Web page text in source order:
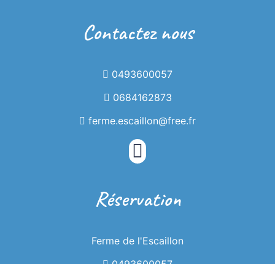
La Ferme de
l'Escaillon
Gîte à la ferme au coeur du parc naturel
Contactez nous
0493600057
0684162873
ferme.escaillon@free.fr
Réservation
Ferme de l'Escaillon